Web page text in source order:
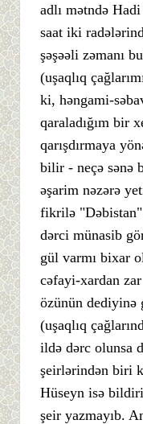
adlı mətndə
saat iki
şəşəəli zəmanı
(uşaqlıq
ki, həngami-
qaraladığım bir
qarışdırmaya
bilir - neçə sənə
əşarim nəzərə
fikrilə
dərci münasib
gül varmı bixar
cəfayi-xardan
özünün dediyinə
(uşaqlıq
ildə dərc olunsa
şeirlərindən biri
Hüseyn isə
şeir yazmayıb.